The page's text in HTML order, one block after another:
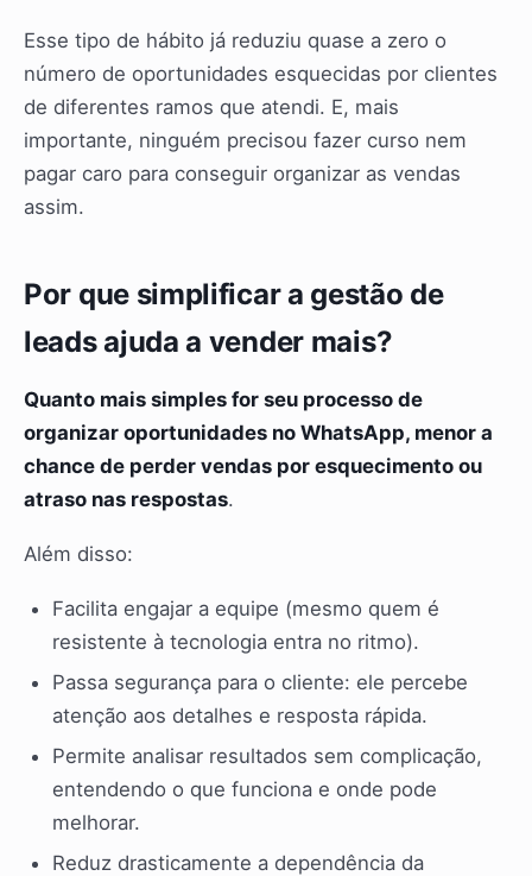
Esse tipo de hábito já reduziu quase a zero o
número de oportunidades esquecidas por clientes
de diferentes ramos que atendi. E, mais
importante, ninguém precisou fazer curso nem
pagar caro para conseguir organizar as vendas
assim.
Por que simplificar a gestão de
leads ajuda a vender mais?
Quanto mais simples for seu processo de
organizar oportunidades no WhatsApp, menor a
chance de perder vendas por esquecimento ou
atraso nas respostas.
Além disso:
Facilita engajar a equipe (mesmo quem é
resistente à tecnologia entra no ritmo).
Passa segurança para o cliente: ele percebe
atenção aos detalhes e resposta rápida.
Permite analisar resultados sem complicação,
entendendo o que funciona e onde pode
melhorar.
Reduz drasticamente a dependência da